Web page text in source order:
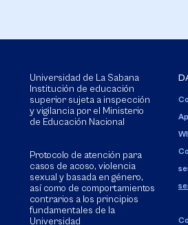
Universidad de La Sabana
Institución de educación
superior sujeta a inspección
y vigilancia por el Ministerio
de Educación Nacional
Protocolo de atención para
casos de acoso, violencia
sexual y basada en género,
así como de comportamientos
contrarios a los principios
fundamentales de la
Universidad